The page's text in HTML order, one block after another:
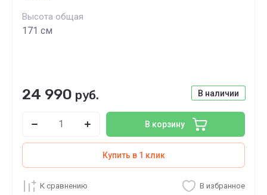
Высота общая
171 см
В наличии
24 990 руб.
В корзину
Купить в 1 клик
К сравнению В избранное